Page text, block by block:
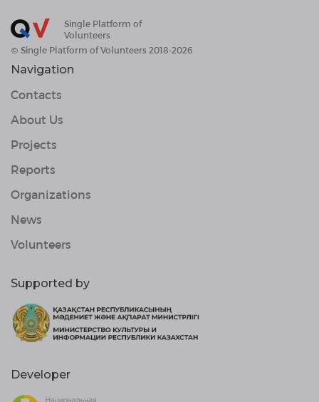
Single Platform of
Volunteers
© Single Platform of Volunteers 2018-2026
Navigation
Contacts
About Us
Projects
Reports
Organizations
News
Volunteers
Supported by
Developer